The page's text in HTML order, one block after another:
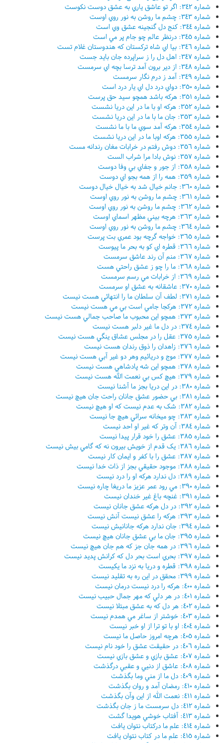
شماره ٣٤٢: اگر تو عاشق ياري به عشق دوست نکوست
شماره ٣٤٣: چشم ما روشن به نور روي اوست
شماره ٣٤٤: کنج دل گنجينه عشق وي است
شماره ٣٤٥: درنظر عالم چو جام پر مي است
شماره ٣٤٦: بيا اي شاه ترکستان که هندوستان غلام تست
شماره ٣٤٧: اهل دل را ز سراپرده جان بايد جست
شماره ٣٤٨: از دير برون آمد ترسا بچه اي سرمست
شماره ٣٤٩: آمد ز درم نگار سرمست
شماره ٣٥٠: دواي درد دل اي يار درد است
شماره ٣٥١: هرکه باشد همچو سيد حق پرست
شماره ٣٥٢: هرکه او با ما در اين دريا نشست
شماره ٣٥٣: جان ما با ما در اين دريا نشست
شماره ٣٥٤: هرکه آمد سوي ما با ما نشست
شماره ٣٥٥: هرکه اوبا ما در اين دريا نشست
شماره ٣٥٦: دوش رفتم در خرابات مغان رندانه مست
شماره ٣٥٧: نوش بادا مرا شراب الست
شماره ٣٥٨: از جور و جفاي بي وفا دوست
شماره ٣٥٩: همه را از همه بجو اي دوست
شماره ٣٦٠: جانم خيال شد به خيال خيال دوست
شماره ٣٦١: چشم ما روشن به نور روي اوست
شماره ٣٦٢: چشم ما روشن به نور روي اوست
شماره ٣٦٣: هرچه بيني مظهر اسماي اوست
شماره ٣٦٤: چشم ما روشن به نور روي اوست
شماره ٣٦٥: خواجه گرچه بود عمري بت پرست
شماره ٣٦٦: قطره اي کو به بحر ما پيوست
شماره ٣٦٧: منم آن رند عاشق سرمست
شماره ٣٦٨: ما را چو ز عشق راحتي هست
شماره ٣٦٩: از خرابات مي رسم سرمست
شماره ٣٧٠: عاشقانه به عشق او سرمست
شماره ٣٧١: لطف آن سلطان ما را انتهائي هست نيست
شماره ٣٧٢: هرکجا جامي است بي مي هست نيست
شماره ٣٧٣: همچو اين محبوب ما صاحب جمالي هست نيست
شماره ٣٧٤: در دل ما غير دلبر هست نيست
شماره ٣٧٥: عقل را در مجلس عشاق ينگي هست نيست
شماره ٣٧٦: زاهدان را ذوق رندان هست نيست
شماره ٣٧٧: موج و دريائيم وهر دو غير آبي هست نيست
شماره ٣٧٨: همچو اين شه پادشاهي هست نيست
شماره ٣٧٩: هيچ کس بي نعمت الله هست نيست
شماره ٣٨٠: در اين دريا بجز ما آشنا نيست
شماره ٣٨١: بي حضور عشق جانان راحت جان هيچ نيست
شماره ٣٨٢: شک به عدم نيست که او هيچ نيست
شماره ٣٨٣: چو ميخانه سرائي هيچ جا نيست
شماره ٣٨٤: آن وتر که غير او احد نيست
شماره ٣٨٥: عشق را خود قرار پيدا نيست
شماره ٣٨٦: يک قدم از خويش بيرون نه که گامي بيش نيست
شماره ٣٨٧: عشق را با کفر و ايمان کار نيست
شماره ٣٨٨: موجود حقيقي بجز از ذات خدا نيست
شماره ٣٨٩: دل ندارد هرکه او را درد نيست
شماره ٣٩٠: مي رود عمر عزيز ما دريغا چاره نيست
شماره ٣٩١: غنچه باغ غير خندان نيست
شماره ٣٩٢: در دل هرکه عشق جانان نيست
شماره ٣٩٣: هرکه را عشق نيست آنش نيست
شماره ٣٩٤: جان ندارد هرکه جانانيش نيست
شماره ٣٩٥: جان ما بي عشق جانان هيچ نيست
شماره ٣٩٦: در همه جان جز که هم جان هيچ نيست
شماره ٣٩٧: بحري است بحر دل که کرانش پديد نيست
شماره ٣٩٨: قطره و دريا به نزد ما يکيست
شماره ٣٩٩: محقق در اين ره به تقليد نيست
شماره ٤٠٠: هرکه را درد نيست درمان نيست
شماره ٤٠١: در هر دلي که مهر جمال حبيب نيست
شماره ٤٠٢: هر دل که به عشق مبتلا نيست
شماره ٤٠٣: خوشتر از ساغر مي همدم نيست
شماره ٤٠٤: او با تو ترا از او خبر نيست
شماره ٤٠٥: هرچه امروز حاصل ما نيست
شماره ٤٠٦: در حقيقت عشق را خود نام نيست
شماره ٤٠٧: عشق بازي و عشق بازي نيست
شماره ٤٠٨: عاشق از دنيي و عقبي درگذشت
شماره ٤٠٩: دل ما از مني وما بگذشت
شماره ٤١٠: رمضان آمد و روان بگذشت
شماره ٤١١: نعمت الله از اين وآن بگذشت
شماره ٤١٢: دل سرمست ما ز جان بگذشت
شماره ٤١٣: آفتاب خوشي هويدا گشت
شماره ٤١٤: علم ما درکتاب نتوان يافت
شماره ٤١٥: علم ما در کتاب نتوان يافت